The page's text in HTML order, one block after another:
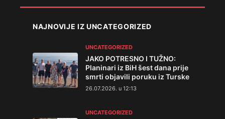
NAJNOVIJE IZ UNCATEGORIZED
UNCATEGORIZED
JAKO POTRESNO I TUŽNO:
Planinari iz BiH šest dana prije
smrti objavili poruku iz Turske
26.07.2026. u 12:13
UNCATEGORIZED